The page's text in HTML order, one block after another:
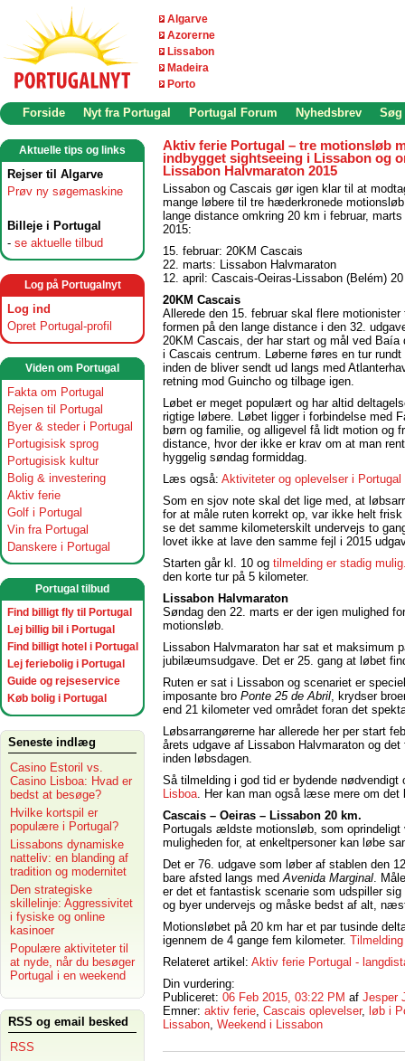
Algarve
Azorerne
Lissabon
Madeira
Porto
Forside Nyt fra Portugal Portugal Forum Nyhedsbrev Søg
Aktuelle tips og links
Rejser til Algarve
Prøv ny søgemaskine
Billeje i Portugal
- se aktuelle tilbud
Log på Portugalnyt
Log ind
Opret Portugal-profil
Viden om Portugal
Fakta om Portugal
Rejsen til Portugal
Byer & steder i Portugal
Portugisisk sprog
Portugisisk kultur
Bolig & investering
Aktiv ferie
Golf i Portugal
Vin fra Portugal
Danskere i Portugal
Portugal tilbud
Find billigt fly til Portugal
Lej billig bil i Portugal
Find billigt hotel i Portugal
Lej feriebolig i Portugal
Guide og rejseservice
Køb bolig i Portugal
Seneste indlæg
Casino Estoril vs.
Casino Lisboa: Hvad er
bedst at besøge?
Hvilke kortspil er
populære i Portugal?
Lissabons dynamiske
natteliv: en blanding af
tradition og modernitet
Den strategiske
skillelinje: Aggressivitet
i fysiske og online
kasinoer
Populære aktiviteter til
at nyde, når du besøger
Portugal i en weekend
RSS og email besked
RSS
Aktiv ferie Portugal – tre motionsløb
indbygget sightseeing i Lissabon og
Lissabon Halvmaraton 2015
Lissabon og Cascais gør igen klar til at
mange løbere til tre hæderkronede
lange distance omkring 20 km i februar,
2015:
15. februar: 20KM Cascais
22. marts: Lissabon Halvmaraton
12. april: Cascais-Oeiras-Lissabon (Belém)
20KM Cascais
Allerede den 15. februar skal flere motionister
formen på den lange distance i den 32.
20KM Cascais, der har start og mål ved Baía
i Cascais centrum. Løberne føres en tur rundt
inden de bliver sendt ud langs med
retning mod Guincho og tilbage igen.
Løbet er meget populært og har altid
rigtige løbere. Løbet ligger i forbindelse med
børn og familie, og alligevel få lidt motion og
distance, hvor der ikke er krav om at man
hyggelig søndag formiddag.
Læs også: Aktiviteter og oplevelser i
Som en sjov note skal det lige med, at
for at måle ruten korrekt op, var ikke helt
se det samme kilometerskilt undervejs to
lovet ikke at lave den samme fejl i 2015
Starten går kl. 10 og tilmelding er stadig
den korte tur på 5 kilometer.
Lissabon Halvmaraton
Søndag den 22. marts er der igen mulighed
motionsløb.
Lissabon Halvmaraton har sat et maksimum
jubilæumsudgave. Det er 25. gang at løbet
Ruten er sat i Lissabon og scenariet er
imposante bro Ponte 25 de Abril, krydser
end 21 kilometer ved området foran det
Løbsarrangørerne har allerede her per start
årets udgave af Lissabon Halvmaraton og
inden løbsdagen.
Så tilmelding i god tid er bydende
Lisboa. Her kan man også læse mere om det
Cascais – Oeiras – Lissabon 20 km.
Portugals ældste motionsløb, som
muligheden for, at enkeltpersoner kan løbe
Det er 76. udgave som løber af stablen den
bare afsted langs medAvenida Marginal.
er det et fantastisk scenarie som udspiller
og byer undervejs og måske bedst af alt,
Motionsløbet på 20 km har et par tusinde
igennem de 4 gange fem kilometer.
Relateret artikel: Aktiv ferie Portugal -
Din vurdering:
Publiceret: 06 Feb 2015, 03:22 PM af Jesper
Emner: aktiv ferie, Cascais oplevelser, løb i
Lissabon, Weekend i Lissabon